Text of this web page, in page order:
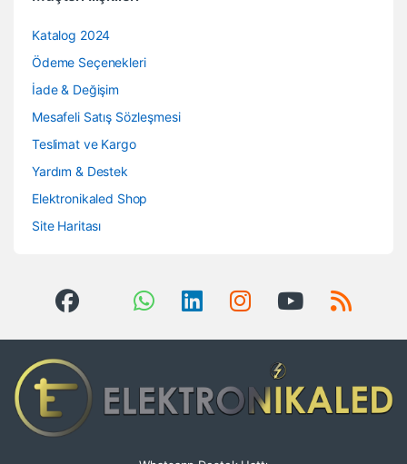
Katalog 2024
Ödeme Seçenekleri
İade & Değişim
Mesafeli Satış Sözleşmesi
Teslimat ve Kargo
Yardım & Destek
Elektronikaled Shop
Site Haritası